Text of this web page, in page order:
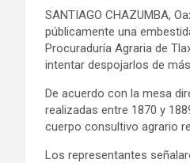
SANTIAGO CHAZUMBA,
públicamente una
Procuraduría Agraria de
intentar despojarlos de
De acuerdo con la mesa
realizadas entre 1870 y
cuerpo consultivo agrario
Los representantes